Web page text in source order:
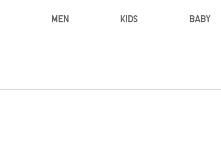
MEN KIDS BABY